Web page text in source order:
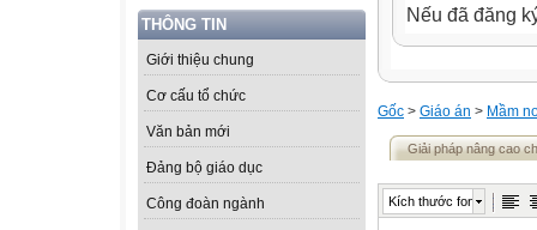
THÔNG TIN
Giới thiệu chung
Cơ cấu tổ chức
Văn bản mới
Đảng bộ giáo dục
Công đoàn ngành
Nếu đã đăng
Gốc > Giáo án > Mầm
Giải pháp nâng cao
Kích thước font